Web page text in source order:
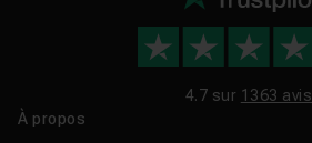
4.7 sur 1363 avis
À propos